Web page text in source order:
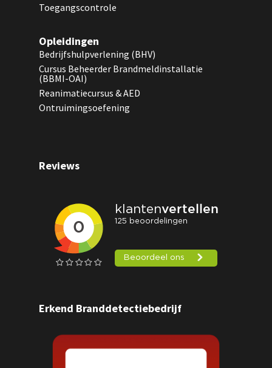
Toegangscontrole
Opleidingen
Bedrijfshulpverlening (BHV)
Cursus Beheerder Brandmeldinstallatie
(BBMI-OAI)
Reanimatiecursus & AED
Ontruimingsoefening
Reviews
Erkend Branddetectiebedrijf